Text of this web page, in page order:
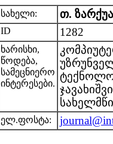
სახელი: თ. ზარქუა
ID 1282
ხარისხი,
წოდება,
სამეცნიერო
ინტერესები.
ელ.ფოსტა: